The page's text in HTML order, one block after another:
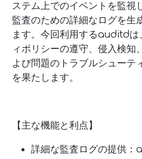
ステム上でのイベントを監視
監査のための詳細なログを生
ます。今回利用するauditdは
ィポリシーの遵守、侵入検知
よび問題のトラブルシューテ
を果たします。
【主な機能と利点】
詳細な監査ログの提供：